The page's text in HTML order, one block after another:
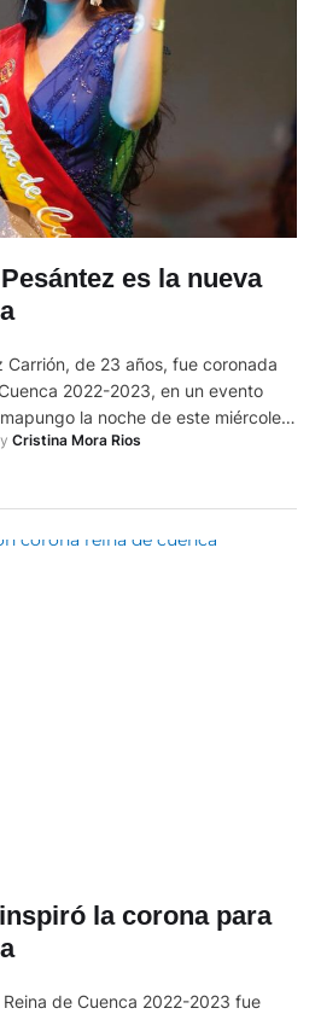
es la nueva
Carrión, de 23 años, fue coronada
2022-2023, en un evento
la noche de este miércoles,
soberana es licenciada en
y trabaja en una Agencia de
Cristina Mora Rios
la corona para
de Cuenca 2022-2023 fue